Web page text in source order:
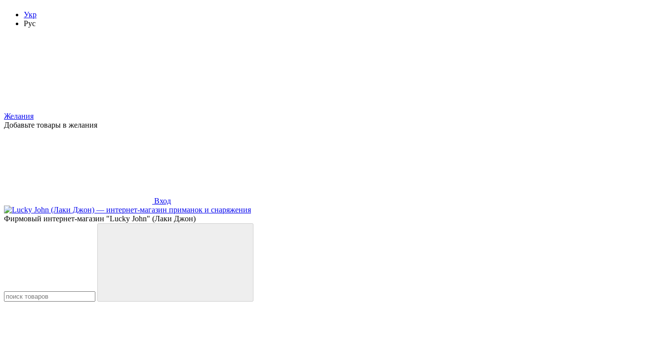
Укр
Рус
Желания
Добавьте товары в желания
Вход
Фирмовый интернет-магазин "Lucky John" (Лаки Джон)